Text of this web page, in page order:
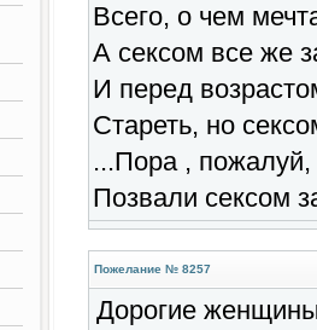
Всего, о чем
А сексом все же
И перед
Стареть, но
...Пора , пожалуй,
Позвали сексом
Пожелание № 8257
Дорогие